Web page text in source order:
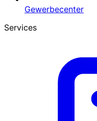
Gewerbecenter
Services